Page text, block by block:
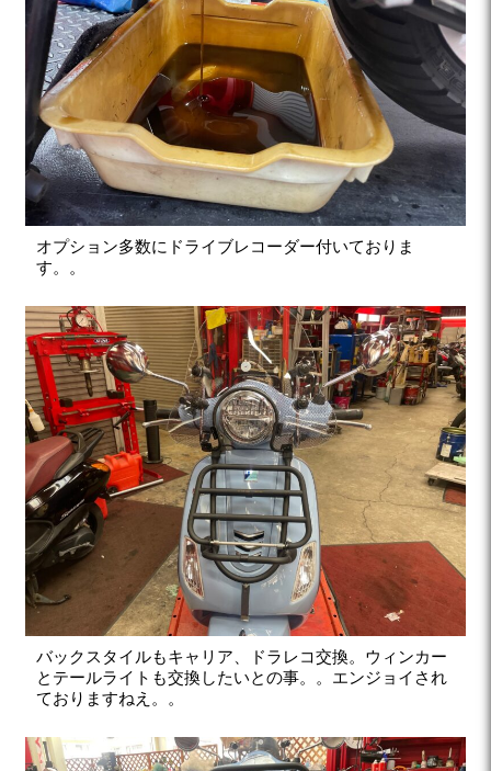
オプション多数にドライブレコーダー付いておりま
す。。
バックスタイルもキャリア、ドラレコ交換。ウィンカー
とテールライトも交換したいとの事。。エンジョイされ
ておりますねえ。。